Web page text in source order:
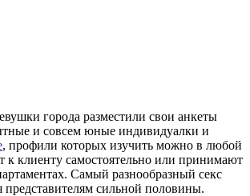
города разместили свои анкеты
и совсем юные индивидуалки и
, профили которых изучить можно в любой
к клиенту самостоятельно или принимают
Самый разнообразный секс
представителям сильной половины.